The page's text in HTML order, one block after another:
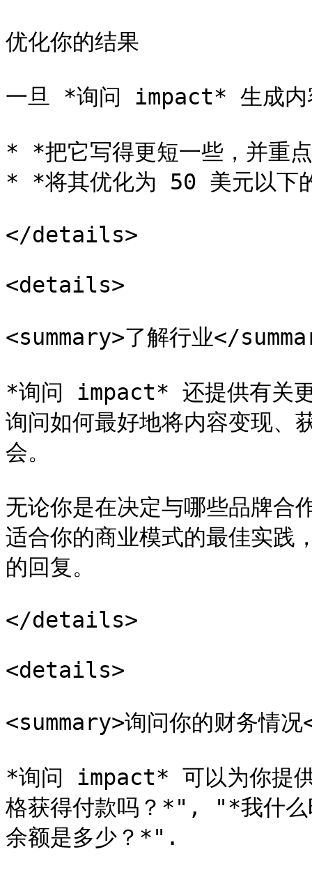
优化你的结果
一旦 *询问 impact* 生成内
* *把它写得更短一些，并重
* *将其优化为 50 美元以下
</details>
<details>
<summary>了解行业</
*询问 impact* 还提供有关更
询问如何最好地将内容变现、
会。
无论你是在决定与哪些品牌合
适合你的商业模式的最佳实
的回复。
</details>
<details>
<summary>询问你的财务情
*询问 impact* 可以为你提供
格获得付款吗？*", "*我什么
余额是多少？*".